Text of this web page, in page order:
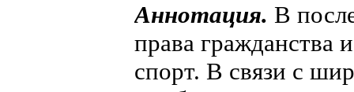
Аннотация. В
права гражданства
спорт. В связи с